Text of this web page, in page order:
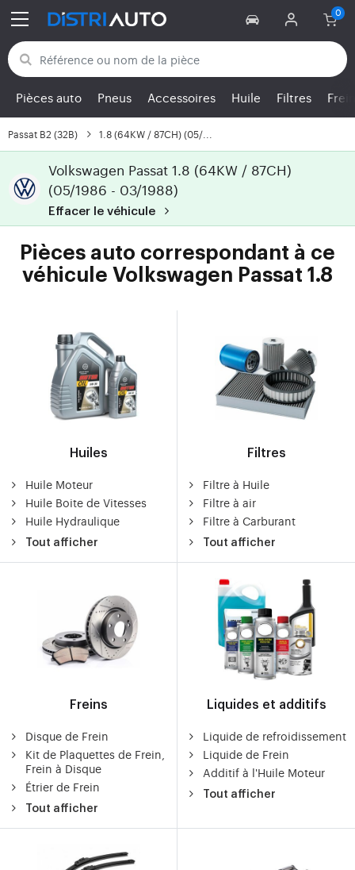
Retour aux catégories
Pièces auto Pneus Accessoires Huile Filtres
Passat B2 (32B) 1.8 (64KW / 87CH) (05/...
Volkswagen Passat 1.8 (64KW / 87CH)
(05/1986 - 03/1988)
Effacer le véhicule
Pièces auto correspondant à ce
véhicule Volkswagen Passat 1.8
Huiles
Huile Moteur
Huile Boite de Vitesses
Huile Hydraulique
Tout afficher
Filtres
Filtre à Huile
Filtre à air
Filtre à Carburant
Tout afficher
Freins
Disque de Frein
Kit de Plaquettes de Frein,
Frein à Disque
Étrier de Frein
Tout afficher
Liquides et additifs
Liquide de refroidissement
Liquide de Frein
Additif à l'Huile Moteur
Tout afficher